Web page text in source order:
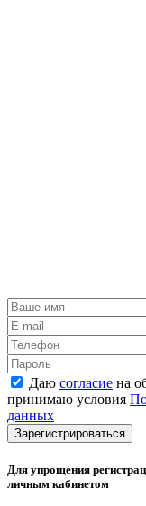
Даю согласие на
принимаю условия
данных
Зарегистрироваться
Для упрощения
личным кабинетом